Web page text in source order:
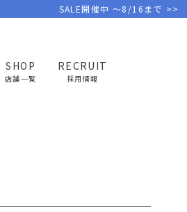
テント/タープ
SHOP
店舗一覧
RECRUIT
採用情報
SALE開催中 ～8/16まで >>